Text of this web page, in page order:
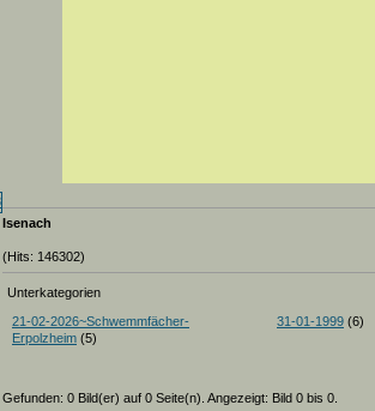
Isenach
(Hits: 146302)
Unterkategorien
21-02-2026~Schwemmfächer-
Erpolzheim (5)
31-01-1999 (6)
Gefunden: 0 Bild(er) auf 0 Seite(n). Angezeigt: Bild 0 bis 0.